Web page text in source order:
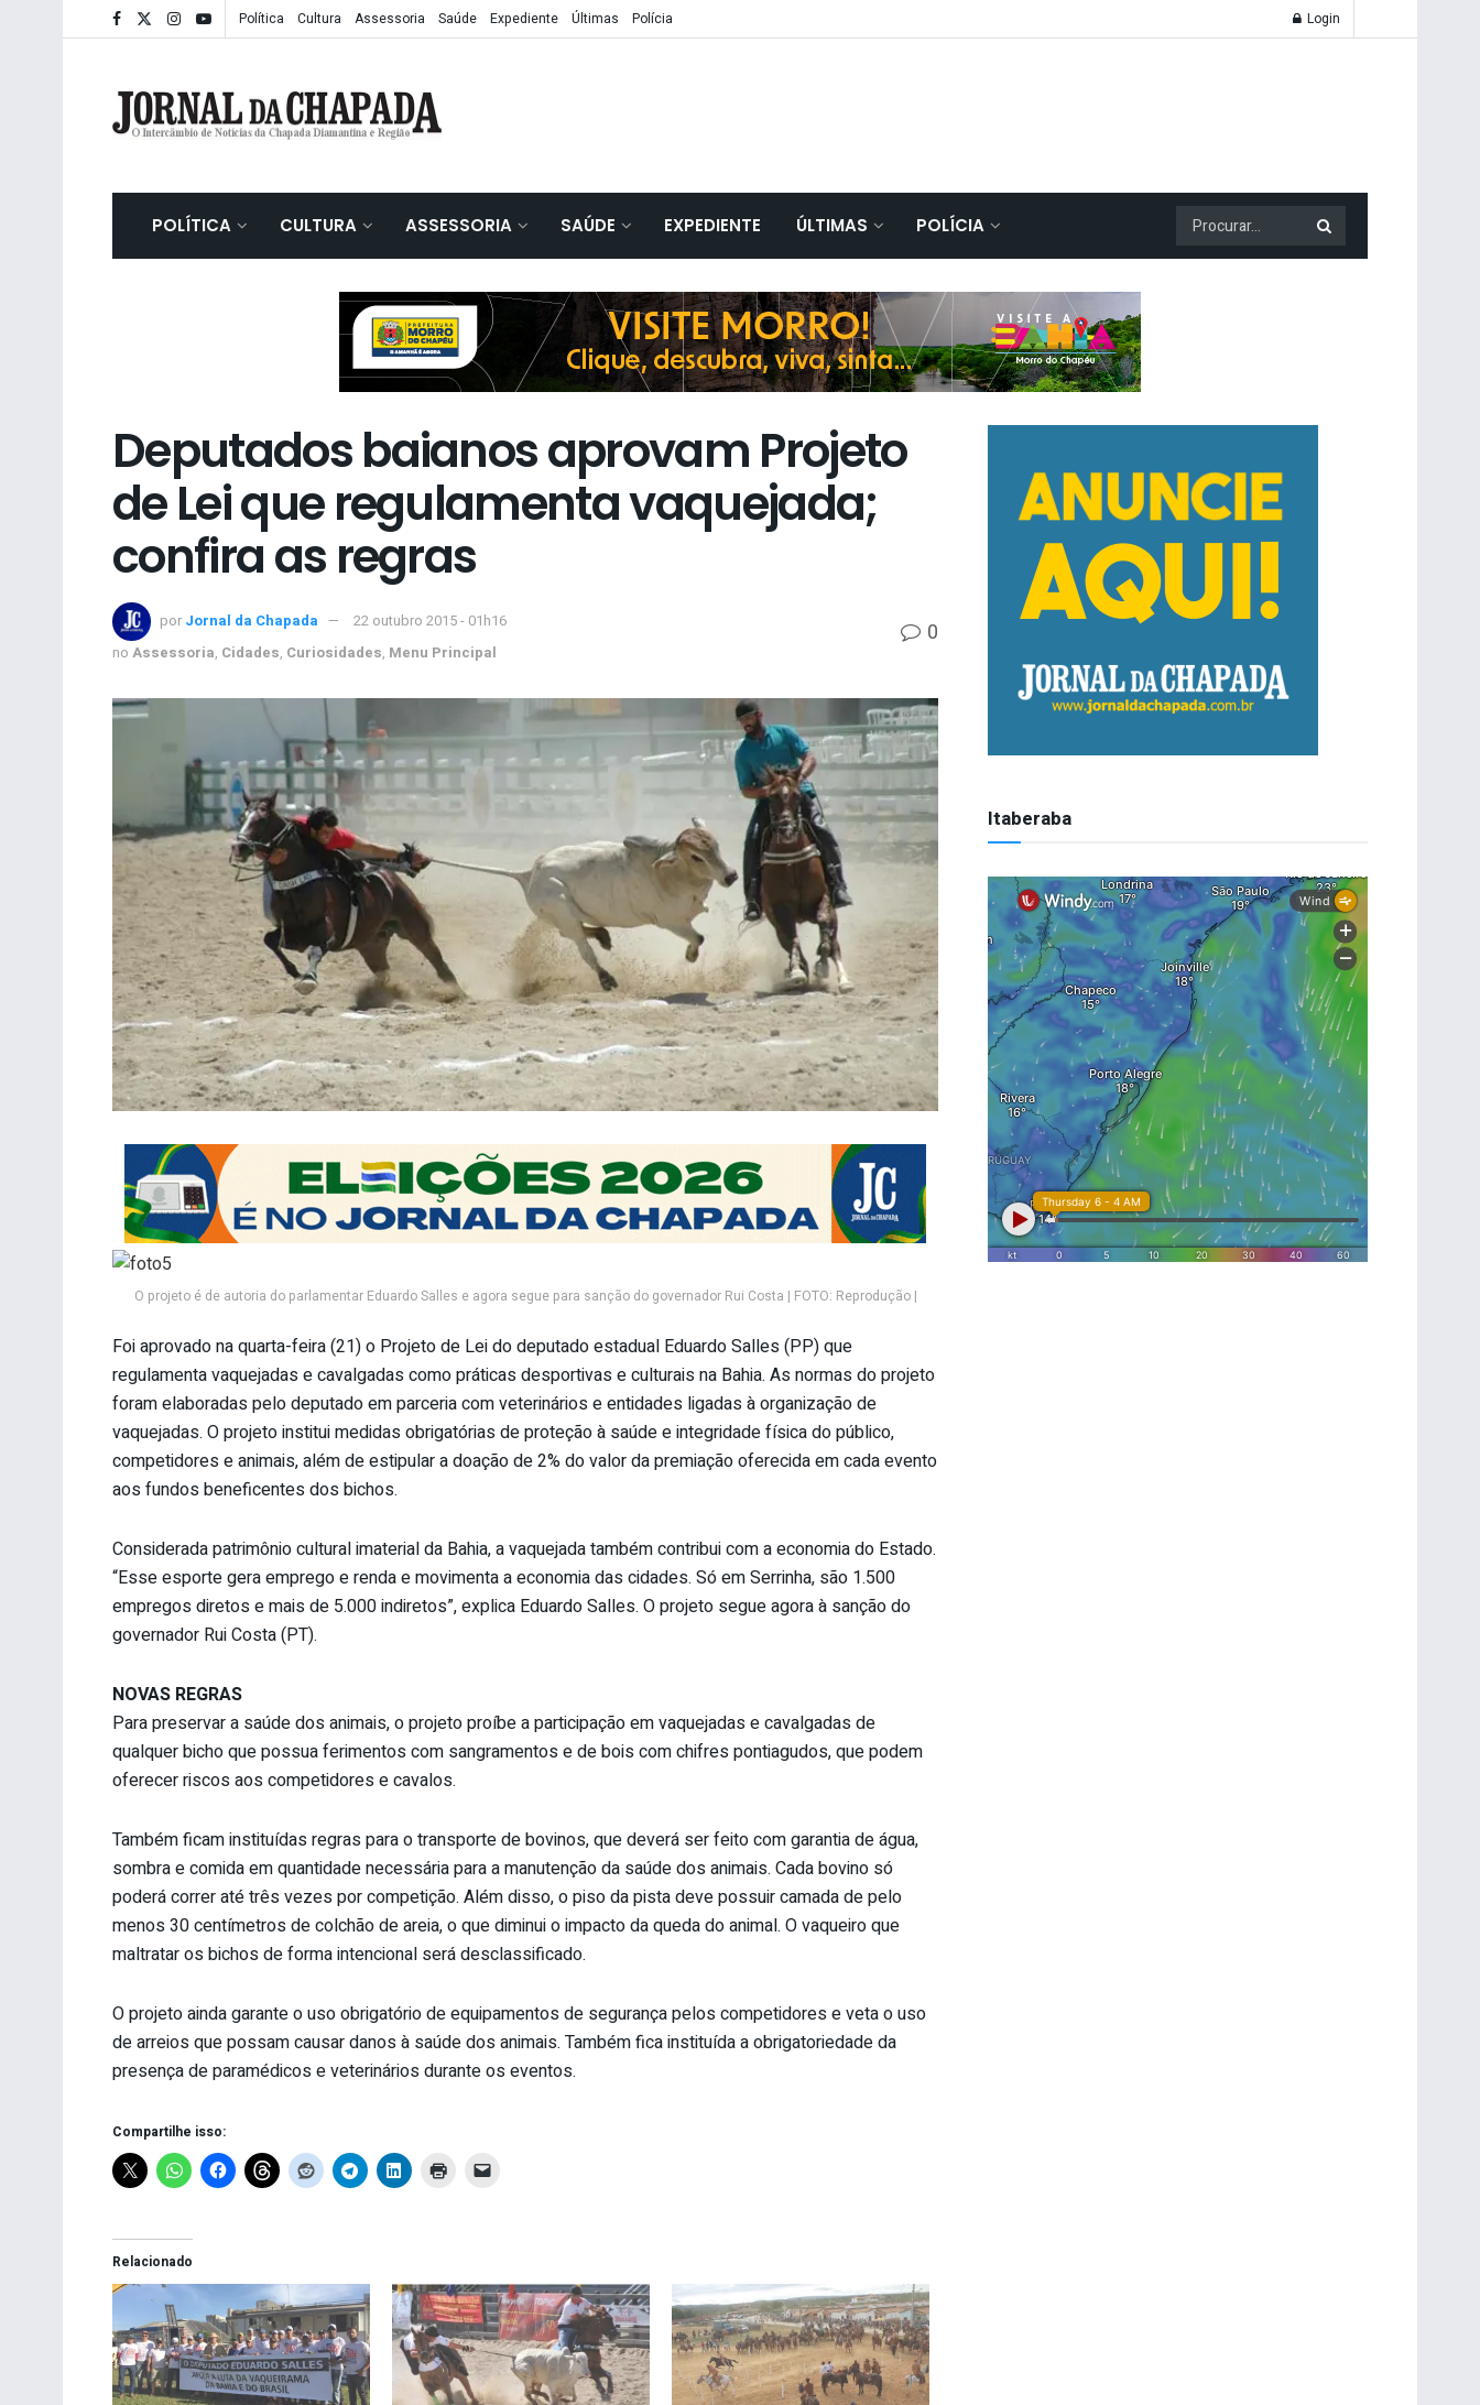
Política Cultura Assessoria Saúde Expediente Últimas Polícia Login
POLÍTICA CULTURA ASSESSORIA SAÚDE EXPEDIENTE ÚLTIMAS POLÍCIA
Deputados baianos aprovam Projeto
de Lei que regulamenta vaquejada;
confira as regras
por Jornal da Chapada
22 outubro 2015 - 01h16
no Assessoria, Cidades, Curiosidades, Menu Principal
0
O projeto é de autoria do parlamentar Eduardo Salles e agora segue para sanção do governador Rui Costa | FOTO: Reprodução |
Foi aprovado na quarta-feira (21) o Projeto de Lei do deputado estadual Eduardo Salles (PP) que
regulamenta vaquejadas e cavalgadas como práticas desportivas e culturais na Bahia. As normas do projeto
foram elaboradas pelo deputado em parceria com veterinários e entidades ligadas à organização de
vaquejadas. O projeto institui medidas obrigatórias de proteção à saúde e integridade física do público,
competidores e animais, além de estipular a doação de 2% do valor da premiação oferecida em cada evento
aos fundos beneficentes dos bichos.
Considerada patrimônio cultural imaterial da Bahia, a vaquejada também contribui com a economia do Estado.
“Esse esporte gera emprego e renda e movimenta a economia das cidades. Só em Serrinha, são 1.500
empregos diretos e mais de 5.000 indiretos”, explica Eduardo Salles. O projeto segue agora à sanção do
governador Rui Costa (PT).
NOVAS REGRAS
Para preservar a saúde dos animais, o projeto proíbe a participação em vaquejadas e cavalgadas de
qualquer bicho que possua ferimentos com sangramentos e de bois com chifres pontiagudos, que podem
oferecer riscos aos competidores e cavalos.
Também ficam instituídas regras para o transporte de bovinos, que deverá ser feito com garantia de água,
sombra e comida em quantidade necessária para a manutenção da saúde dos animais. Cada bovino só
poderá correr até três vezes por competição. Além disso, o piso da pista deve possuir camada de pelo
menos 30 centímetros de colchão de areia, o que diminui o impacto da queda do animal. O vaqueiro que
maltratar os bichos de forma intencional será desclassificado.
O projeto ainda garante o uso obrigatório de equipamentos de segurança pelos competidores e veta o uso
de arreios que possam causar danos à saúde dos animais. Também fica instituída a obrigatoriedade da
presença de paramédicos e veterinários durante os eventos.
Compartilhe isso:
Relacionado
Itaberaba